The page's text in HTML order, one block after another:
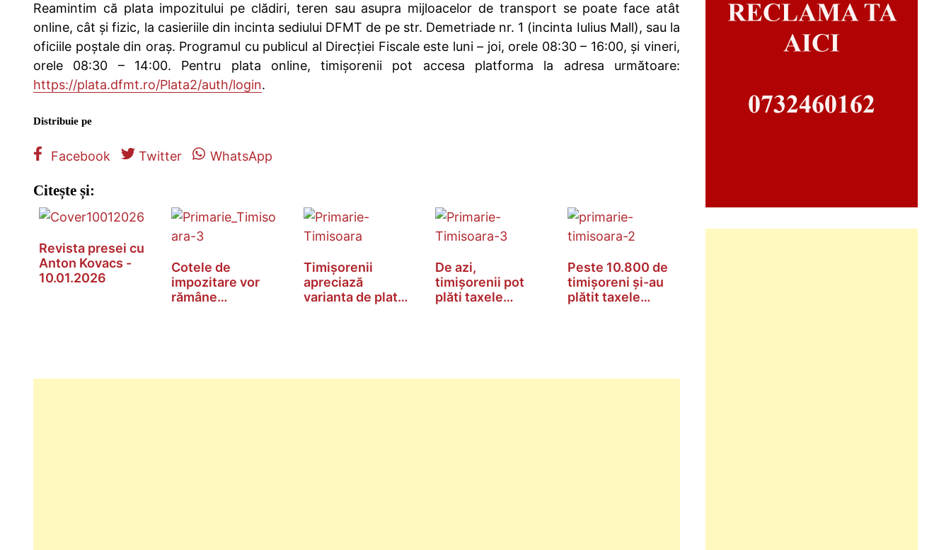
Reamintim că plata impozitului pe clădiri, teren sau asupra mijloacelor de transport se poate face atât
online, cât și fizic, la casieriile din incinta sediului DFMT de pe str. Demetriade nr. 1 (incinta Iulius Mall), sau la
oficiile poștale din oraș. Programul cu publicul al Direcției Fiscale este luni – joi, orele 08:30 – 16:00, și vineri,
orele 08:30 – 14:00. Pentru plata online, timișorenii pot accesa platforma la adresa următoare:
https://plata.dfmt.ro/Plata2/auth/login.
Distribuie pe
Facebook Twitter WhatsApp
Citește și:
Revista presei cu
Anton Kovacs -
10.01.2026
Cotele de
impozitare vor
rămâne
Timișorenii
apreciază
varianta de plată
De azi,
timișorenii pot
plăti taxele
Peste 10.800 de
timișoreni și-au
plătit taxele…